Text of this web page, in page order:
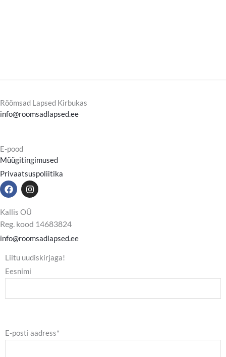
Rõõmsad Lapsed Kirbukas
info@roomsadlapsed.ee
E-pood
Müügitingimused
Privaatsuspoliitika
F
a
e
o
o
k
I
n
t
g
r
a
m
Kallis OÜ
Reg. kood 14683824
info@roomsadlapsed.ee
Liitu uudiskirjaga!
Eesnimi
E-posti aadress*